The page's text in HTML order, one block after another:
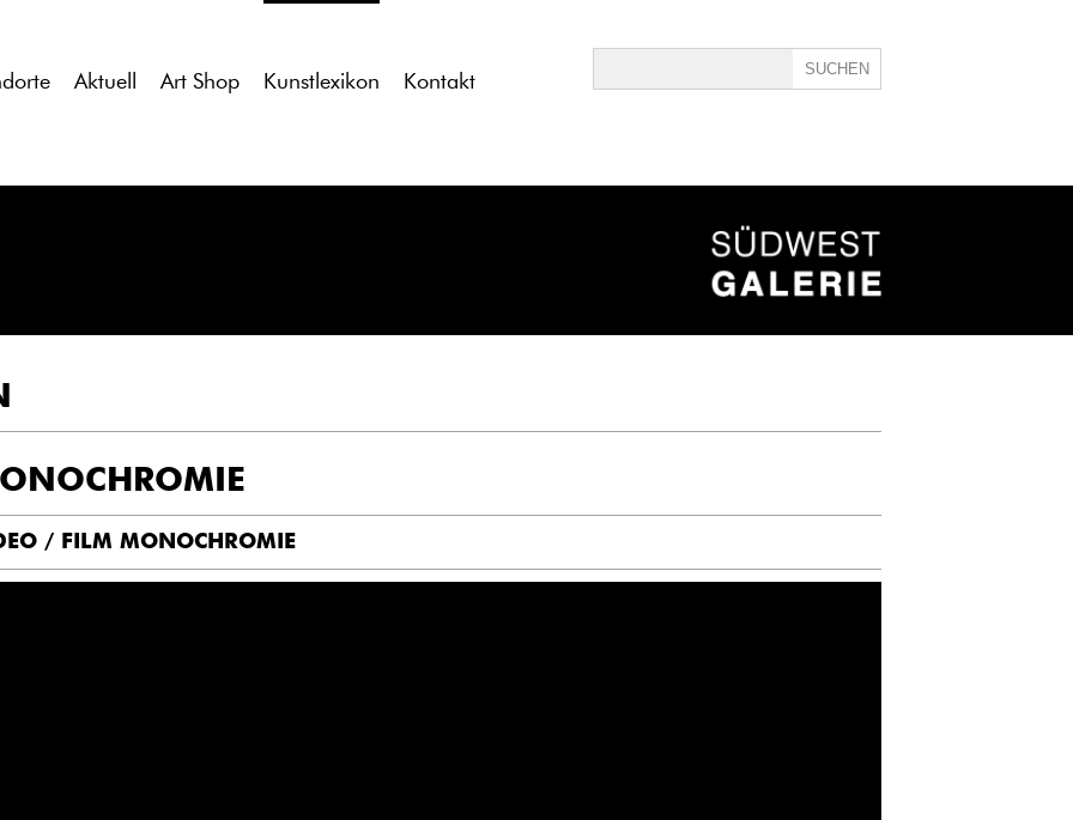
Aktuell Art Shop Kunstlexikon Kontakt
/ FILM MONOCHROMIE